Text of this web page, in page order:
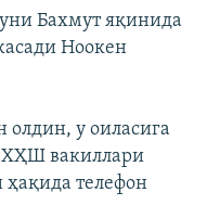
Бахмут яқинида
Ноокен
у оиласига
ХҲШ вакиллари
ҳақида телефон